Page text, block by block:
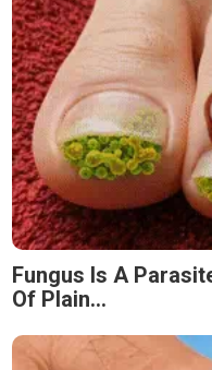
Fungus Is A
Of Plain...